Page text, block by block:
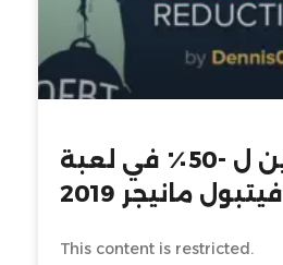
تخفيض الدين ل -50٪ في لعبة
فيتبول مانيجر 2019
This content is restricted.